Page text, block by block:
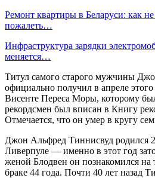
Ремонт квартиры в Беларуси: как
пожалеть…
Инфраструктура зарядки
меняется…
Титул самого старого мужчины
официально получил в апреле
Висенте Переса Моры, которому
рекордсмен был вписан в Книгу
Отмечается, что он умер в кругу
Джон Альфред Тиннисвуд родился
Ливерпуле — именно в этот год
женой Блодвен он познакомился
браке 44 года. Почти 40 лет назад